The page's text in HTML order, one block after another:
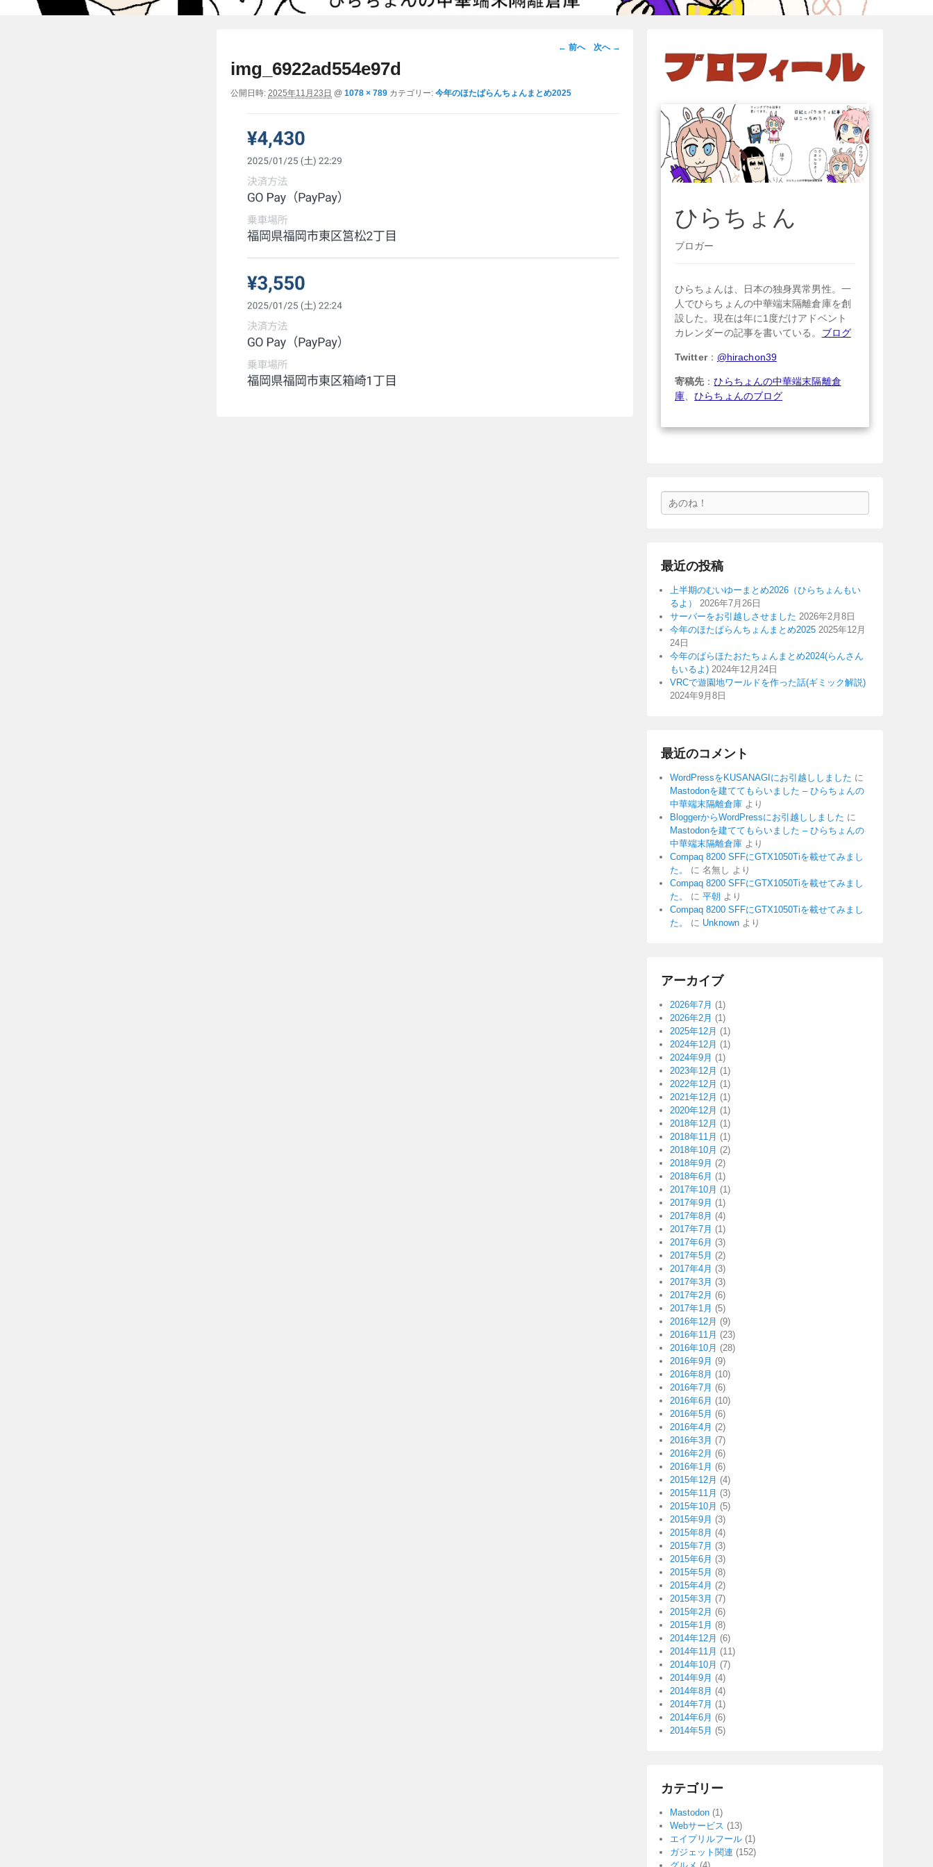
画
ビ
← 前へ 次へ →
img_6922ad554e97d
公開日時: 2025年11月23日 @ 1078 × 789 カテゴリー: 今年のほたぱらんちょんまとめ2025
ひらちょん
ブロガー
ひらちょんは、日本の独身異常男性。一
人でひらちょんの中華端末隔離倉庫を創
設した。現在は年に1度だけアドベント
カレンダーの記事を書いている。 ブログ
Twitter： @hirachon39
寄稿先 ：ひらちょんの中華端末隔離倉
庫 、ひらちょんのブログ
索
最近の投稿
上半期のむいゆーまとめ2026（ひらちょんもい
るよ）
2026年7月26日
サーバーをお引越しさせました 2026年2月8日
今年のほたぱらんちょんまとめ2025 2025年12月
24日
今年のぱらほたおたちょんまとめ2024(らんさん
もいるよ) 2024年12月24日
VRCで遊園地ワールドを作った話(ギミック解説)
2024年9月8日
最近のコメント
WordPressをKUSANAGIにお引越ししました に
Mastodonを建ててもらいました – ひらちょんの
中華端末隔離倉庫 より
BloggerからWordPressにお引越ししました に
Mastodonを建ててもらいました – ひらちょんの
中華端末隔離倉庫 より
Compaq 8200 SFFにGTX1050Tiを載せてみまし
た。
に 名無し より
Compaq 8200 SFFにGTX1050Tiを載せてみまし
た。
に 平朝 より
Compaq 8200 SFFにGTX1050Tiを載せてみまし
た。
に Unknown より
アーカイブ
2026年7月 (1)
2026年2月 (1)
2025年12月 (1)
2024年12月 (1)
2024年9月 (1)
2023年12月 (1)
2022年12月 (1)
2021年12月 (1)
2020年12月 (1)
2018年12月 (1)
2018年11月 (1)
2018年10月 (2)
2018年9月 (2)
2018年6月 (1)
2017年10月 (1)
2017年9月 (1)
2017年8月 (4)
2017年7月 (1)
2017年6月 (3)
2017年5月 (2)
2017年4月 (3)
2017年3月 (3)
2017年2月 (6)
2017年1月 (5)
2016年12月 (9)
2016年11月 (23)
2016年10月 (28)
2016年9月 (9)
2016年8月 (10)
2016年7月 (6)
2016年6月 (10)
2016年5月 (6)
2016年4月 (2)
2016年3月 (7)
2016年2月 (6)
2016年1月 (6)
2015年12月 (4)
2015年11月 (3)
2015年10月 (5)
2015年9月 (3)
2015年8月 (4)
2015年7月 (3)
2015年6月 (3)
2015年5月 (8)
2015年4月 (2)
2015年3月 (7)
2015年2月 (6)
2015年1月 (8)
2014年12月 (6)
2014年11月 (11)
2014年10月 (7)
2014年9月 (4)
2014年8月 (4)
2014年7月 (1)
2014年6月 (6)
2014年5月 (5)
カテゴリー
Mastodon (1)
Webサービス (13)
エイプリルフール (1)
ガジェット関連 (152)